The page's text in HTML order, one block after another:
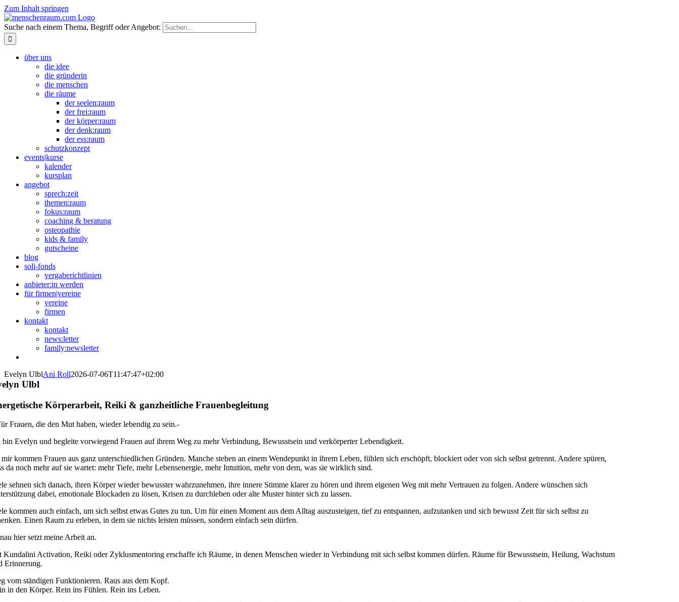
Zum Inhalt springen
Suche nach einem Thema, Begriff oder Angebot:
über uns
die idee
die gründerin
die menschen
die räume
der seelen:raum
der frei:raum
der körper:raum
der denk:raum
der ess:raum
schutzkonzept
events|kurse
kalender
kursplan
angebot
sprech:zeit
themen:raum
fokus:raum
coaching & beratung
osteopathie
kids & family
gutscheine
blog
soli-fonds
vergaberichtlinien
anbieter:in werden
für firmen|vereine
vereine
firmen
kontakt
kontakt
news:letter
family:newsletter
Evelyn UlblAni Roll2026-07-06T11:47:47+02:00
Ulbl
Körperarbeit, Reiki & ganzheitliche Frauenbegleitung
Frauen, die den Mut haben, wieder lebendig zu sein.-
bin Evelyn und begleite vorwiegend Frauen auf ihrem Weg zu mehr Verbindung, Bewusstsein und verkörperter Lebendigkeit.
kommen Frauen aus ganz unterschiedlichen Gründen. Manche stehen an einem Wendepunkt in ihrem Leben, fühlen sich erschöpft, blockiert oder von sich selbst getrennt. Andere spüren,
da noch mehr auf sie wartet: mehr Tiefe, mehr Lebensenergie, mehr Intuition, mehr von dem, was sie wirklich sind.
sehnen sich danach, ihren Körper wieder bewusster wahrzunehmen, ihre innere Stimme klarer zu hören und ihrem eigenen Weg mit mehr Vertrauen zu folgen. Andere wünschen sich
dabei, emotionale Blockaden zu lösen, Krisen zu durchleben oder alte Muster hinter sich zu lassen.
kommen auch einfach, um sich selbst etwas Gutes zu tun. Um für einen Moment aus dem Alltag auszusteigen, tief zu entspannen, aufzutanken und sich bewusst Zeit für sich selbst zu
Einen Raum zu erleben, in dem sie nichts leisten müssen, sondern einfach sein dürfen.
hier setzt meine Arbeit an.
Kundalini Activation, Reiki oder Zyklusmentoring erschaffe ich Räume, in denen Menschen wieder in Verbindung mit sich selbst kommen dürfen. Räume für Bewusstsein, Heilung, Wachstum
Erinnerung.
vom ständigen Funktionieren. Raus aus dem Kopf.
in den Körper. Rein ins Fühlen. Rein ins Leben.